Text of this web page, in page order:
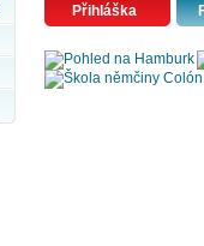
Přihláška